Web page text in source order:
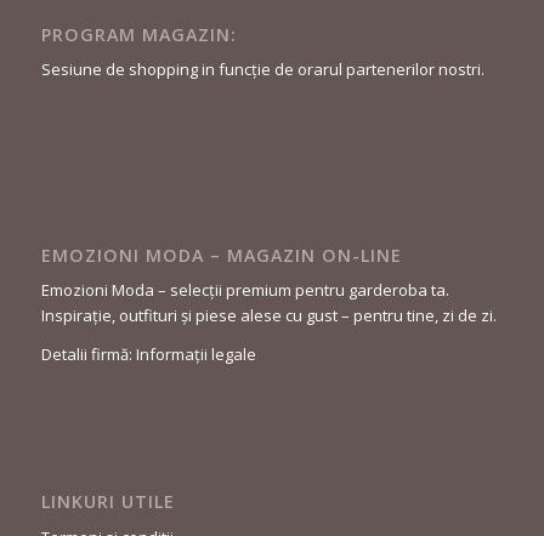
PROGRAM MAGAZIN:
Sesiune de shopping in funcție de orarul partenerilor nostri.
EMOZIONI MODA – MAGAZIN ON-LINE
Emozioni Moda – selecții premium pentru garderoba ta.
Inspirație, outfituri și piese alese cu gust – pentru tine, zi de zi.
Detalii firmă: Informații legale
LINKURI UTILE